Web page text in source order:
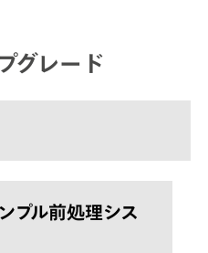
グレード
プル前処理シス